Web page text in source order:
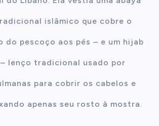
islâmico que cobre o
do pescoço aos pés – e um hijab
lenço tradicional usado por
para cobrir os cabelos e
apenas seu rosto à mostra.